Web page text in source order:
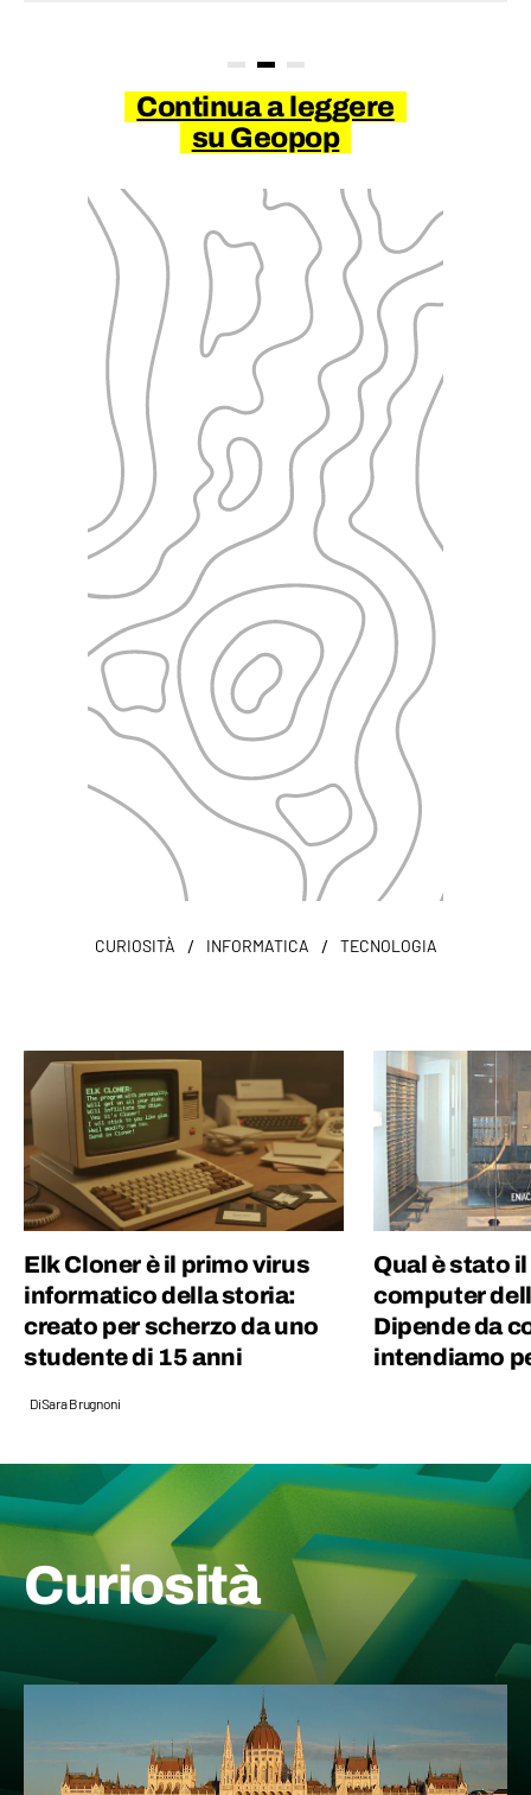
Continua a leggere
su Geopop
CURIOSITÀ / INFORMATICA / TECNOLOGIA
Elk Cloner è il primo virus
informatico della storia:
creato per scherzo da uno
studente di 15 anni
DiSara Brugnoni
Qual è stato
computer
Dipende da
intendiamo
Curiosità